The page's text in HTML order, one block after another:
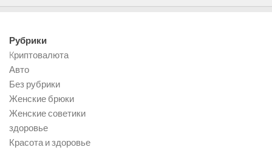
Рубрики
Kриптовалюта
Авто
Без рубрики
Женские брюки
Женские советики
здоровье
Красота и здоровье